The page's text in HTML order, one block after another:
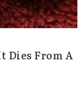
Dies From A